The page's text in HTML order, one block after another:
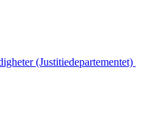
(Justitiedepartementet)